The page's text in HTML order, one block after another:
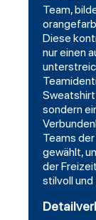
Team,
Diese
nur einen
sondern
Teams
gewählt,
der
stilvoll